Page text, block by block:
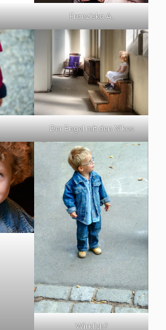
Franziska A.
Der Engel mit den Nikes
Wirklich?